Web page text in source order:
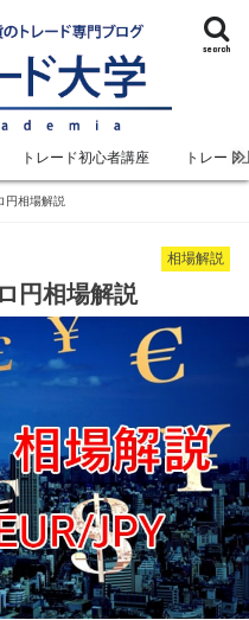
search
トレード初心者講座 トレード
円相場解説
相場解説
円相場解説